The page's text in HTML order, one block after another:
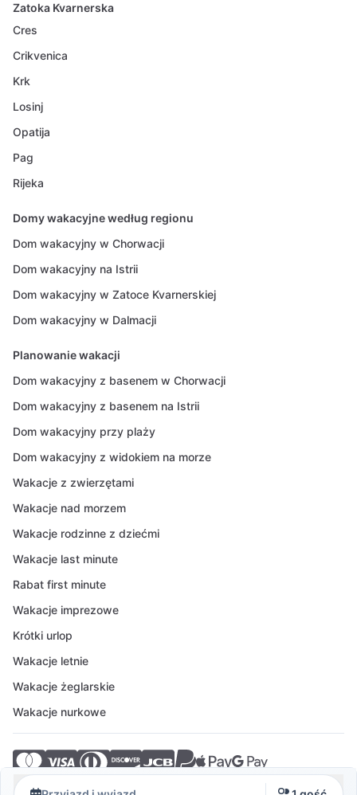
Zatoka Kvarnerska
Cres
Crikvenica
Krk
Losinj
Opatija
Pag
Rijeka
Domy wakacyjne według regionu
Dom wakacyjny w Chorwacji
Dom wakacyjny na Istrii
Dom wakacyjny w Zatoce Kvarnerskiej
Dom wakacyjny w Dalmacji
Planowanie wakacji
Dom wakacyjny z basenem w Chorwacji
Dom wakacyjny z basenem na Istrii
Dom wakacyjny przy plaży
Dom wakacyjny z widokiem na morze
Wakacje z zwierzętami
Wakacje nad morzem
Wakacje rodzinne z dziećmi
Wakacje last minute
Rabat first minute
Wakacje imprezowe
Krótki urlop
Wakacje letnie
Wakacje żeglarskie
Wakacje nurkowe
© 2026 Crovillas GmbH